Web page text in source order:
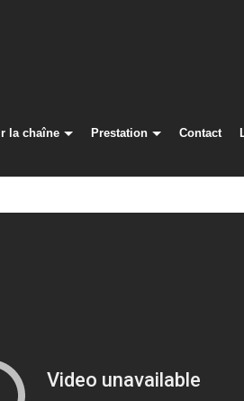
la chaîne Prestation Contact